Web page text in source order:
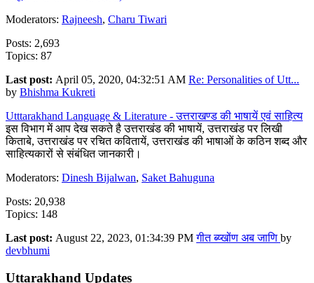
Moderators: Rajneesh, Charu Tiwari
Posts: 2,693
Topics: 87
Last post: April 05, 2020, 04:32:51 AM Re: Personalities of Utt...
by Bhishma Kukreti
Utttarakhand Language & Literature - उत्तराखण्ड की भाषायें एवं साहित्य
इस विभाग में आप देख सकते है उत्तराखंड की भाषायें, उत्तराखंड पर लिखी
किताबे, उत्तराखंड पर रचित कवितायें, उत्तराखंड की भाषाओं के कठिन शब्द और
साहित्यकारों से संबंधित जानकारी।
Moderators: Dinesh Bijalwan, Saket Bahuguna
Posts: 20,938
Topics: 148
Last post: August 22, 2023, 01:34:39 PMगीत ब्य्खोंण अब जाणि by
devbhumi
Uttarakhand Updates